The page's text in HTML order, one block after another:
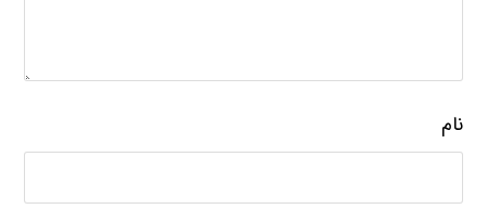
نام